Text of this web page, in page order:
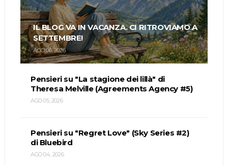
IL BLOG VA IN VACANZA. CI RITROVIAMO A
SETTEMBRE!
AGO 06, 2026
Pensieri su "La stagione dei lillà" di
Theresa Melville (Agreements Agency #5)
AGO 05, 2026
Pensieri su "Regret Love" (Sky Series #2)
di Bluebird
AGO 04, 2026